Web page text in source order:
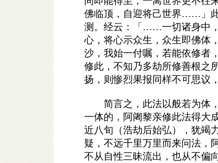
佛临顶，自迎将己世界……」
测。经云：「……一切诸身中
心，将心示众生，众生即佛体
沙，我始一付嘱，若能依修
修此，不知乃多劫所修善根之
扬，则惨烈果报同样不可思议
简言之，此法以般若为体，
一体的，阿阇黎亲修此法得大
近八旬（浩劫后始弘），犹竭
疑，不远千里万里而来问法，
不从自性三昧流出，也从不偏